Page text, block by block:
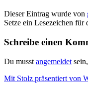
Dieser Eintrag wurde von
Setze ein Lesezeichen für
Schreibe einen
Du musst angemeldet
Mit Stolz präsentiert von